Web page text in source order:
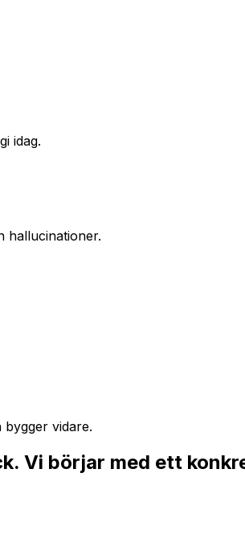
idag.
hallucinationer.
bygger vidare.
Vi börjar med ett